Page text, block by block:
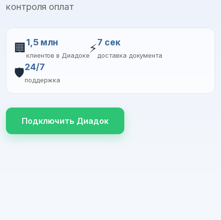
контроля оплат
🏢 1,5 млн
клиентов в Диадоке
⚡7 сек
доставка документа
🛡️24/7
поддержка
Подключить Диадок